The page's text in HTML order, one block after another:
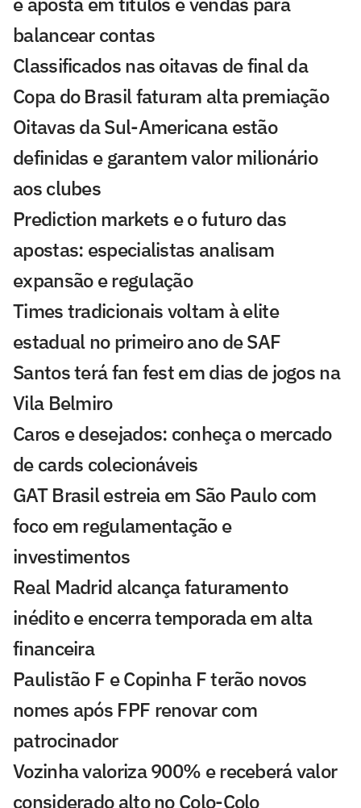
balancear contas
Classificados nas oitavas de final da
Copa do Brasil faturam alta premiação
Oitavas da Sul-Americana estão
definidas e garantem valor milionário
aos clubes
Prediction markets e o futuro das
apostas: especialistas analisam
expansão e regulação
Times tradicionais voltam à elite
estadual no primeiro ano de SAF
Santos terá fan fest em dias de jogos na
Vila Belmiro
Caros e desejados: conheça o mercado
de cards colecionáveis
GAT Brasil estreia em São Paulo com
foco em regulamentação e
investimentos
Real Madrid alcança faturamento
inédito e encerra temporada em alta
financeira
Paulistão F e Copinha F terão novos
nomes após FPF renovar com
patrocinador
Vozinha valoriza 900% e receberá valor
considerado alto no Colo-Colo